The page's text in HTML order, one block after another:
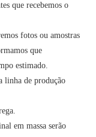
que recebemos o
fotos ou amostras
que
estimado.
linha de produção
em massa serão